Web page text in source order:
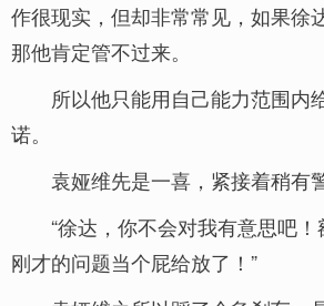
作很现实，但却非常常见，如果徐
那他肯定管不过来。
所以他只能用自己能力范围内
诺。
袁娅维先是一喜，紧接着稍有
“徐达，你不会对我有意思吧
刚才的问题当个屁给放了！”